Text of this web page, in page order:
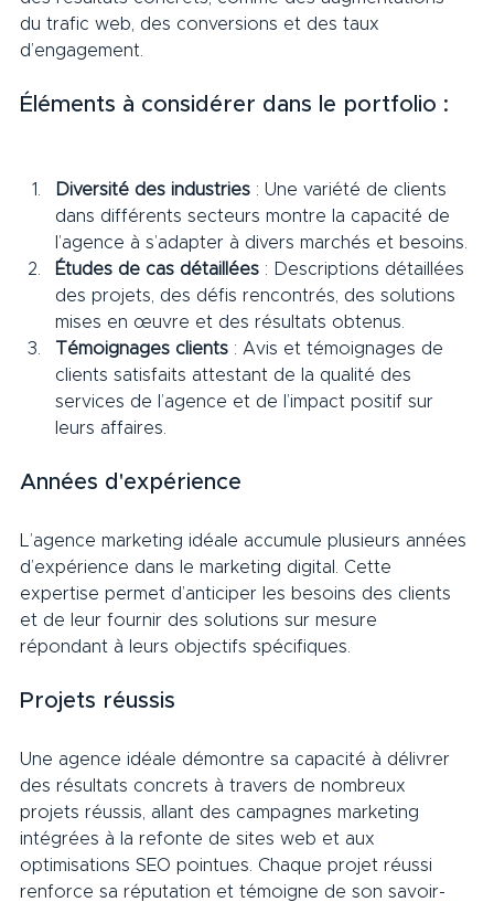
du trafic web, des conversions et des taux
d’engagement.
Éléments à considérer dans le portfolio :
Diversité des industries : Une variété de clients
dans différents secteurs montre la capacité de
l’agence à s’adapter à divers marchés et besoins.
Études de cas détaillées : Descriptions détaillées
des projets, des défis rencontrés, des solutions
mises en œuvre et des résultats obtenus.
Témoignages clients : Avis et témoignages de
clients satisfaits attestant de la qualité des
services de l’agence et de l’impact positif sur
leurs affaires.
Années d'expérience
L’agence marketing idéale accumule plusieurs années
d’expérience dans le marketing digital. Cette
expertise permet d’anticiper les besoins des clients
et de leur fournir des solutions sur mesure
répondant à leurs objectifs spécifiques.
Projets réussis
Une agence idéale démontre sa capacité à délivrer
des résultats concrets à travers de nombreux
projets réussis, allant des campagnes marketing
intégrées à la refonte de sites web et aux
optimisations SEO pointues. Chaque projet réussi
renforce sa réputation et témoigne de son savoir-